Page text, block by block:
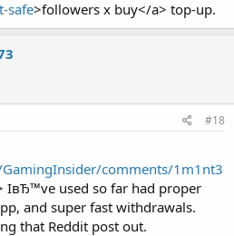
safe>followers x buy</a> top-up.
#18
comments/1m1nt3
IвЂ™ve used so far had proper
and super fast withdrawals.
that Reddit post out.